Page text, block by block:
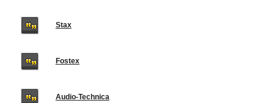
Stax
Fostex
Audio-Technica